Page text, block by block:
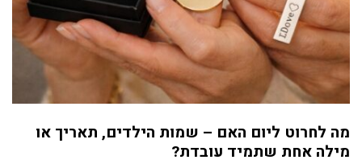
מה לחרוט ליום האם – שמות הילדים, תאריך או
מילה אחת שתמיד עובדת?